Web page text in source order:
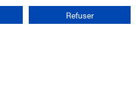
Refuser